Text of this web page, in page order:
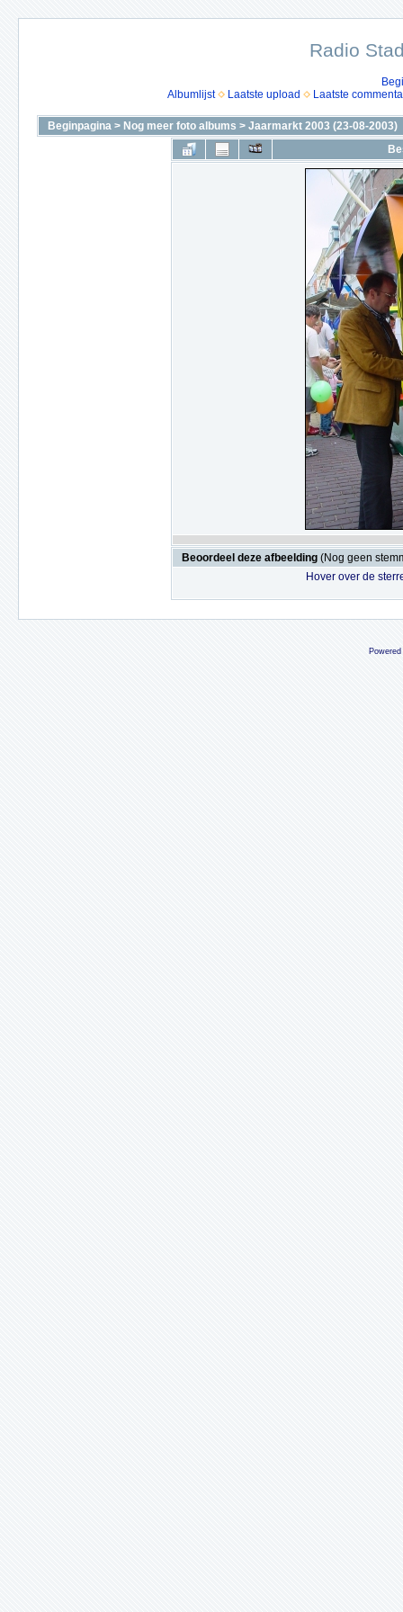
Radio
Albumlijst
Laatste upload Laatste
Beginpagina > Nog meer foto albums > Jaarmarkt 2003 (23-08-2003)
Beoordeel deze afbeelding (Nog geen
Hover over de